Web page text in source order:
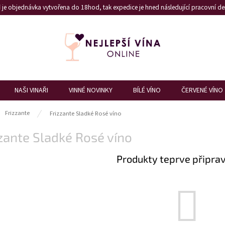
objednávka vytvořena do 18hod, tak expedice je hned následující pracovní
NAŠI VINAŘI VINNÉ NOVINKY BÍLÉ VÍNO ČERVENÉ VÍNO
Frizzante Frizzante Sladké Rosé víno
Sladké Rosé víno
Produkty teprve